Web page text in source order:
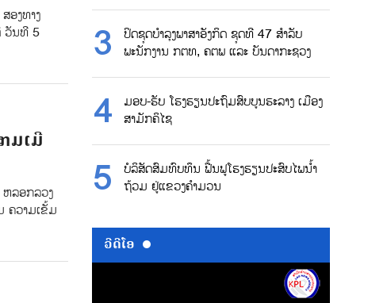
ອງທາງ
ວັນທີ 5
ມເມີ
ຫລອກລວງ
ຄວາມເຂັ້ມ
ປິດຊຸດບຳລຸງພາສາອັງກິດ ຊຸດທີ 47 ສຳລັບ
ພະນັກງານ ກຕທ, ຄຕພ ແລະ ບັນດາກະຊວງ
ມອບ-ຮັບ ໂຮງຮຽນປະຖົມສົບບູນຮະລາງ ເມືອງ
ສາມັກຄິໄຊ
ບໍລິສັດສົມທົບທຶນ ຟື້ນຟູໂຮງຮຽນປະສົບໄພນ້ຳ
ຖ້ວມ ຢູ່ແຂວງຄຳມວນ
ວີດີໂອ